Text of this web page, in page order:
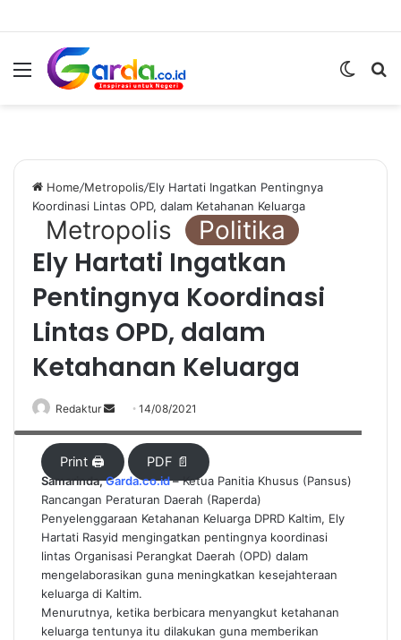
Menu
Switch
Home/Metropolis/Ely Hartati Ingatkan Pentingnya
Koordinasi Lintas OPD, dalam Ketahanan Keluarga
Metropolis Politika
Ely Hartati Ingatkan
Pentingnya Koordinasi
Lintas OPD, dalam
Ketahanan Keluarga
Redaktur
e
n
d
a
n
e
m
a
i
14/08/2021
Print 🖨 PDF 📄
Samarinda,Garda.co.id–Ketua Panitia Khusus (Pansus)
Rancangan Peraturan Daerah (Raperda)
Penyelenggaraan Ketahanan Keluarga DPRD Kaltim, Ely
Hartati Rasyid mengingatkan pentingnya koordinasi
lintas Organisasi Perangkat Daerah (OPD) dalam
mengelaborasikan guna meningkatkan kesejahteraan
keluarga di Kaltim.
Menurutnya, ketika berbicara menyangkut ketahanan
keluarga tentunya itu dilakukan guna memberikan